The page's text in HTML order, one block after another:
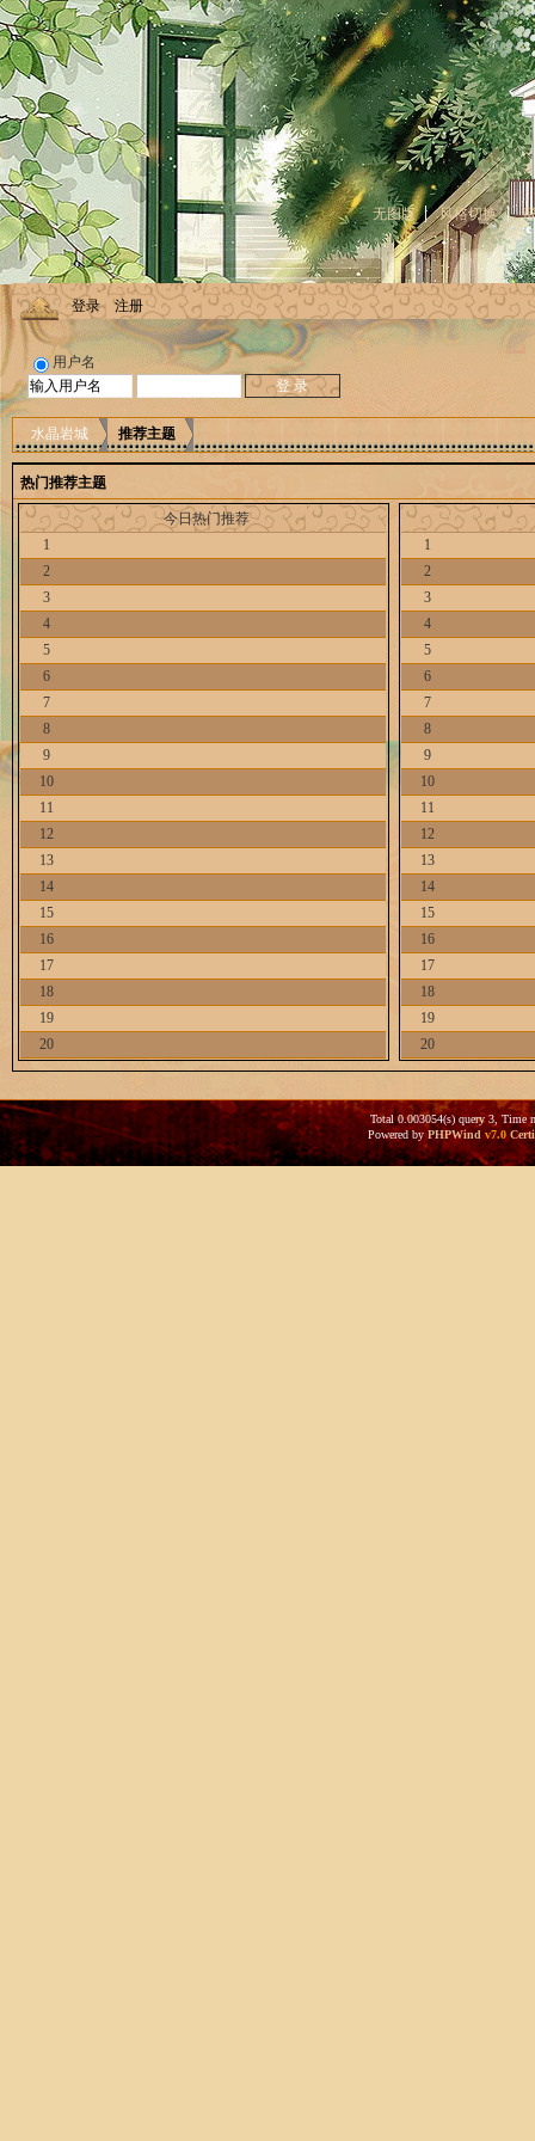
无图版 风格切换
登录 注册
用户名
水晶岩城 推荐主题
热门推荐主题
今日热门推荐
1
2
3
4
5
6
7
8
9
10
11
12
13
14
15
16
17
18
19
20
1
2
3
4
5
6
7
8
9
10
11
12
13
14
15
16
17
18
19
20
Total 0.003054(s) query 3, Time
Powered byPHPWind v7.0